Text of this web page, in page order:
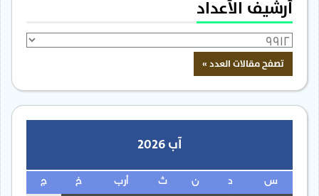
أرشيف الأعداد
آب 2026
س ن ث أرب خ ج